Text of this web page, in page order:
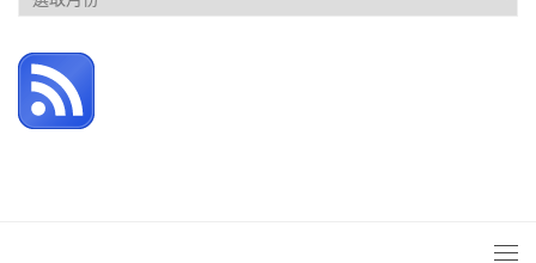
章
整